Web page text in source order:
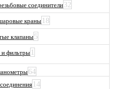
соединители32
краны 18
клапаны5
и фильтры 1
64
14